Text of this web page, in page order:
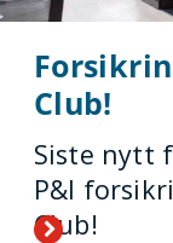
Club!
Siste nytt
P&I
Club!